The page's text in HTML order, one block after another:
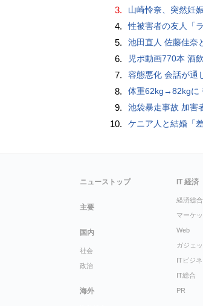
3. 山崎怜奈、突然妊
4. 性被害者の友人「
5. 池田直人 佐藤佳奈
6. 児ポ動画770本 酒
7. 容態悪化 会話が通
8. 体重62kg→82kgに
9. 池袋暴走事故 加害
10. ケニア人と結婚「
ニューストップ
主要
国内
社会
政治
海外
IT 経済
経済総合
マーケッ
Web
ガジェッ
ITビジネ
IT総合
PR